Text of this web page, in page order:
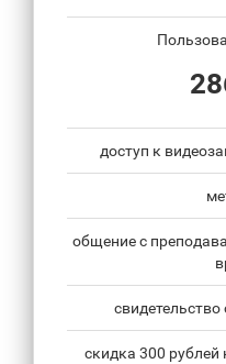
доступ к
общение с
скидка 300 рублей